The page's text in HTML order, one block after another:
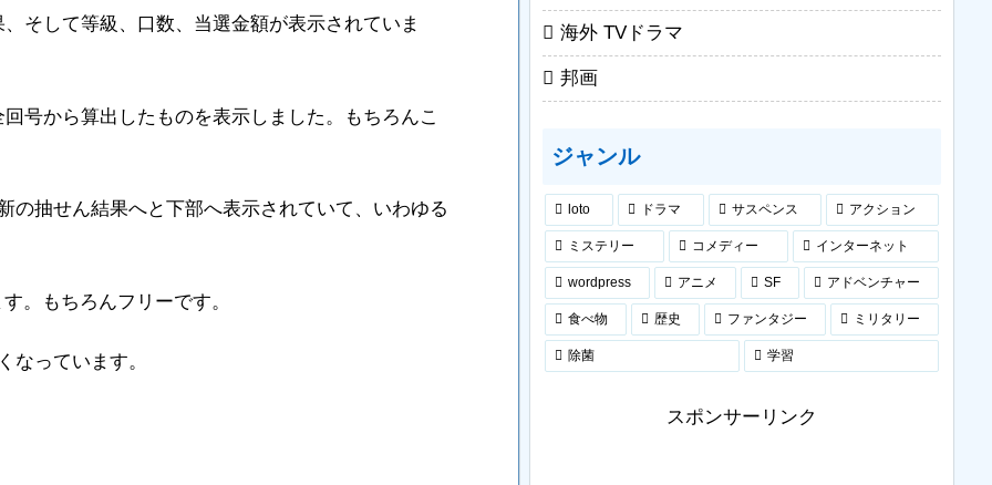
そして等級、口数、当選金額が表示されていま
号から算出したものを表示しました。もちろんこ
の抽せん結果へと下部へ表示されていて、いわゆる
。もちろんフリーです。
なっています。
海外 TVドラマ
邦画
ジャンル
loto ドラマ サスペンス アクション
ミステリー コメディー インターネット
wordpress アニメ SF アドベンチャー
食べ物 歴史 ファンタジー ミリタリー
除菌 学習
スポンサーリンク